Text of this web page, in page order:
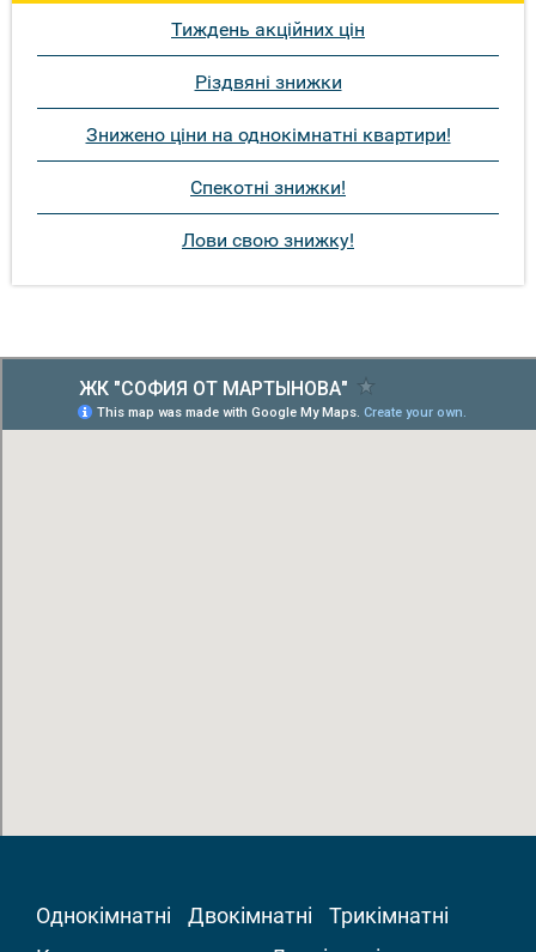
Тиждень акційних цін
Різдвяні знижки
Знижено ціни на однокімнатні квартири!
Спекотні знижки!
Лови свою знижку!
Однокімнатні Двокімнатні
Трикімнатні